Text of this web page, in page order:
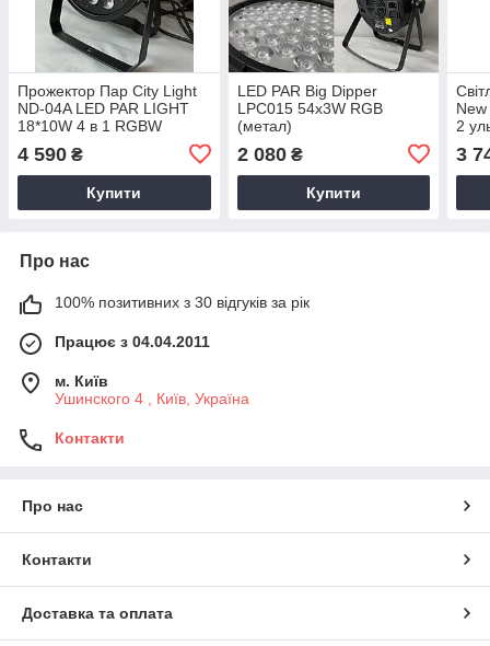
Прожектор Пар City Light
ND-04A LED PAR LIGHT
18*10W 4 в 1 RGBW
4 590 ₴
Купити
LED PAR Big Dipper
LPC015 54x3W RGB
(метал)
2 080₴
Купити
2
3
Про нас
100% позитивних з 30 відгуків за рік
Працює з 04.04.2011
м. Київ
Ушинского 4 , Київ, Україна
Контакти
Про нас
Контакти
Доставка та оплата